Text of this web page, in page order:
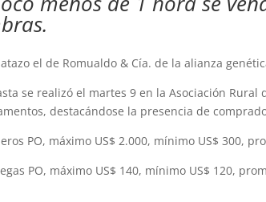
el de Romualdo & Cía. de la alianza
se realizó el martes 9 en la Asociación
destacándose la presencia de
PO, máximo US$ 2.000, mínimo US$ 300,
PO, máximo US$ 140, mínimo US$ 120,